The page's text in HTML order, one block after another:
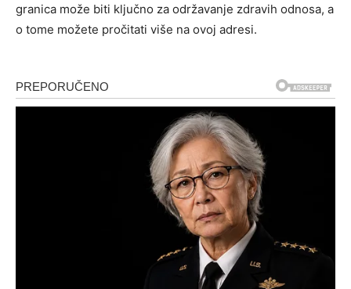
granica može biti ključno za održavanje zdravih odnosa, a
o tome možete pročitati više na ovoj adresi.